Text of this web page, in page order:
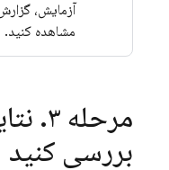
آزمایش،
مشاهده کنید.
مرحله ۳ .
بررسی کنید